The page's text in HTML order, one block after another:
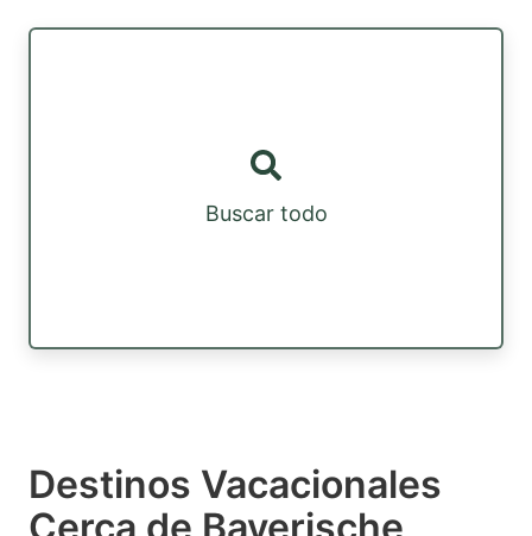
Buscar todo
Destinos Vacacionales
Cerca de Bayerische